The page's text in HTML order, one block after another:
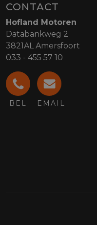
CONTACT
Hofland Motoren
Databankweg 2
3821AL Amersfoort
033 - 455 57 10
BEL EMAIL